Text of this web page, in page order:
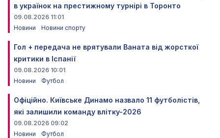
в українок на престижному турнірі в Торонто
09.08.2026 11:01
Новини
Новини спорту
Гол + передача не врятували Ваната від жорсткої
критики в Іспанії
09.08.2026 10:01
Новини
Футбол
Офіційно. Київське Динамо назвало 11 футболістів,
які залишили команду влітку-2026
09.08.2026 09:02
Новини
Футбол